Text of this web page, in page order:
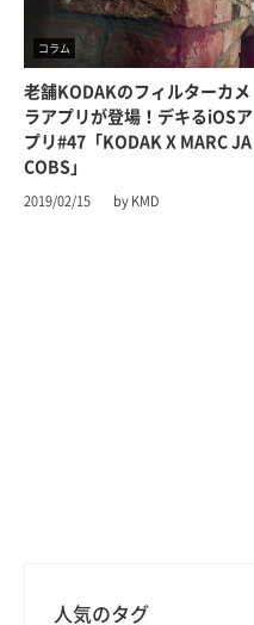
コラム
老舗KODAKのフィルターカメ
ラアプリが登場！デキるiOSア
プリ#47「KODAK X MARC JA
COBS」
2019/02/15 by KMD
人気のタグ